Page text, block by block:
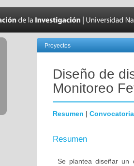
Proyectos
Diseño de
Monitoreo
Resumen | Convocatoria
Resumen
Se plantea diseñar un